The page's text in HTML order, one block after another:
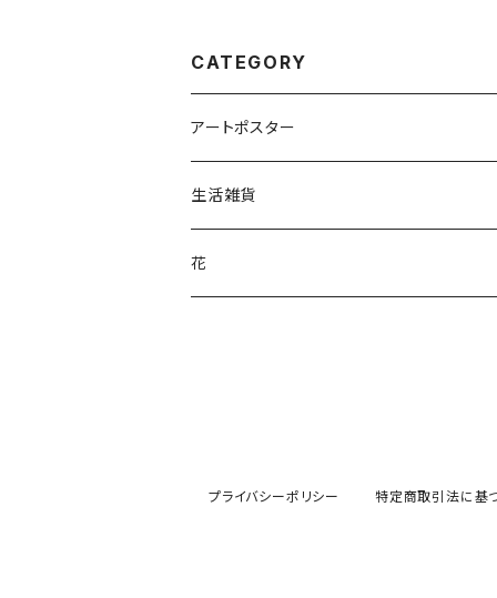
CATEGORY
アートポスター
生活雑貨
Stojo
花
プライバシーポリシー 特定商取引法に基